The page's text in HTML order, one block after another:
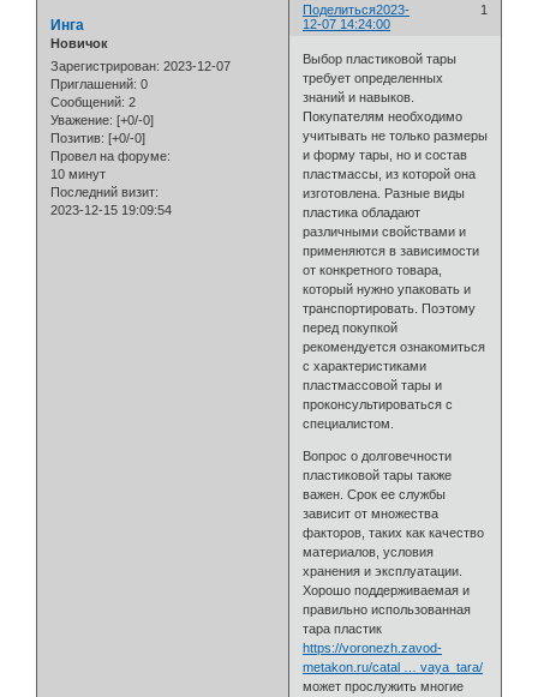
Поделиться 1
2023-
12-07 14:24:00
Инга
Новичок
Зарегистрирован: 2023-12-07
Приглашений: 0
Сообщений: 2
Уважение: [+0/-0]
Позитив: [+0/-0]
Провел на форуме:
10 минут
Последний визит:
2023-12-15 19:09:54
Выбор пластиковой тары
требует определенных
знаний и навыков.
Покупателям необходимо
учитывать не только размеры
и форму тары, но и состав
пластмассы, из которой она
изготовлена. Разные виды
пластика обладают
различными свойствами и
применяются в зависимости
от конкретного товара,
который нужно упаковать и
транспортировать. Поэтому
перед покупкой
рекомендуется ознакомиться
с характеристиками
пластмассовой тары и
проконсультироваться с
специалистом.
Вопрос о долговечности
пластиковой тары также
важен. Срок ее службы
зависит от множества
факторов, таких как качество
материалов, условия
хранения и эксплуатации.
Хорошо поддерживаемая и
правильно использованная
тара пластик
https://voronezh.zavod-
metakon.ru/catal … vaya_tara/
может прослужить многие